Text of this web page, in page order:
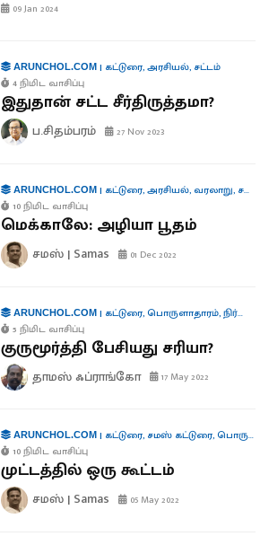
09 Jan 2024
ARUNCHOL.COM| கட்டுரை,அரசியல், சட்டம்
4 நிமிட வாசிப்பு
இதுதான் சட்ட சீர்திருத்தமா?
ப.சிதம்பரம் 27 Nov 2023
ARUNCHOL.COM| கட்டுரை,அரசியல், வரலாறு, சமஸ் கட்டுரை
10 நிமிட வாசிப்பு
மெக்காலே: அழியா பூதம்
சமஸ் | Samas 01 Dec 2022
ARUNCHOL.COM| கட்டுரை,பொருளாதாரம்,நிர்வாகம்
5 நிமிட வாசிப்பு
குருமூர்த்தி பேசியது சரியா?
தாமஸ் ஃப்ராங்கோ 17 May 2022
ARUNCHOL.COM| கட்டுரை, சமஸ் கட்டுரை,பொருளாதாரம்
10 நிமிட வாசிப்பு
முட்டத்தில் ஒரு கூட்டம்
சமஸ் | Samas 05 May 2022